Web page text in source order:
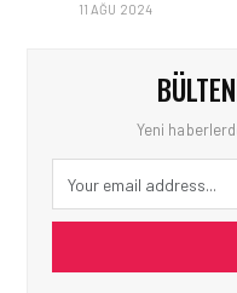
11 AĞU 2024
Yeni